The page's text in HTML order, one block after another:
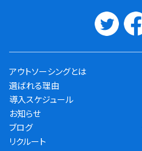
アウトソーシングとは
選ばれる理由
導入スケジュール
お知らせ
ブログ
リクルート